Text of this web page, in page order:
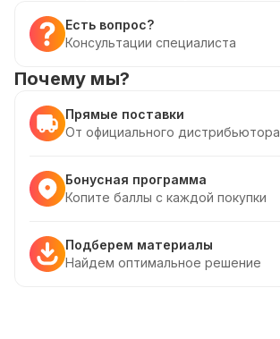
Есть вопрос?
Консультации специалиста
Почему мы?
Прямые поставки
От официального дистрибьютора
Бонусная программа
Копите баллы с каждой покупки
Подберем материалы
Найдем оптимальное решение